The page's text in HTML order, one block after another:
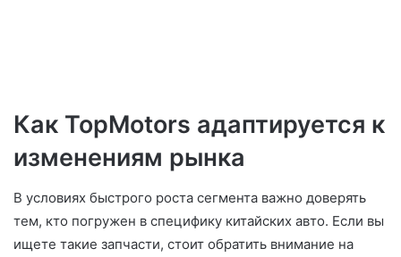
Как TopMotors адаптируется к
изменениям рынка
В условиях быстрого роста сегмента важно доверять
тем, кто погружен в специфику китайских авто. Если вы
ищете такие запчасти, стоит обратить внимание на